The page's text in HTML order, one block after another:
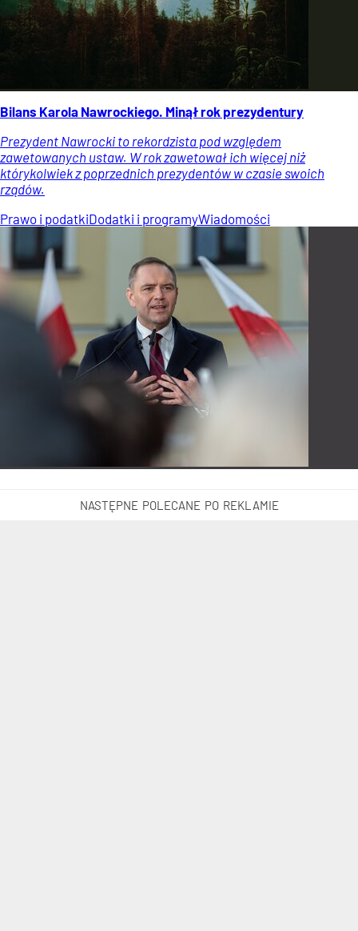
Bilans Karola Nawrockiego. Minął rok prezydentury
Prezydent Nawrocki to rekordzista pod względem
zawetowanych ustaw. W rok zawetował ich więcej niż
którykolwiek z poprzednich prezydentów w czasie swoich
rządów.
Prawo i podatkiDodatki i programyWiadomości